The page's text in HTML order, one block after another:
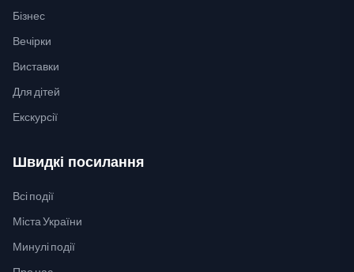
Бізнес
Вечірки
Виставки
Для дітей
Екскурсії
Швидкі посилання
Всі події
Міста України
Минулі події